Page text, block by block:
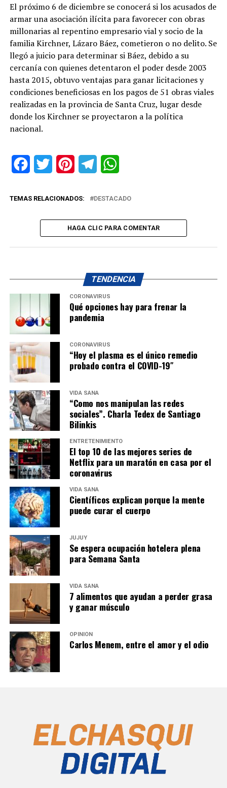
El próximo 6 de diciembre se conocerá si los acusados de
armar una asociación ilícita para favorecer con obras
millonarias al repentino empresario vial y socio de la
familia Kirchner, Lázaro Báez, cometieron o no delito. Se
llegó a juicio para determinar si Báez, debido a su
cercanía con quienes detentaron el poder desde 2003
hasta 2015, obtuvo ventajas para ganar licitaciones y
condiciones beneficiosas en los pagos de 51 obras viales
realizadas en la provincia de Santa Cruz, lugar desde
donde los Kirchner se proyectaron a la política
nacional.
FacebookTwitter PinterestTelegram
TEMAS RELACIONADOS: DESTACADO
HAGA CLIC PARA COMENTAR
TENDENCIA
CORONAVIRUS
Qué opciones hay para frenar la
pandemia
CORONAVIRUS
“Hoy el plasma es el único remedio
probado contra el COVID-19″
VIDA SANA
“Como nos manipulan las redes
sociales”. Charla Tedex de Santiago
Bilinkis
ENTRETENIMIENTO
El top 10 de las mejores series de
Netflix para un maratón en casa por el
coronavirus
VIDA SANA
Científicos explican porque la mente
puede curar el cuerpo
JUJUY
Se espera ocupación hotelera plena
para Semana Santa
VIDA SANA
7 alimentos que ayudan a perder grasa
y ganar músculo
OPINIÓN
Carlos Menem, entre el amor y el odio